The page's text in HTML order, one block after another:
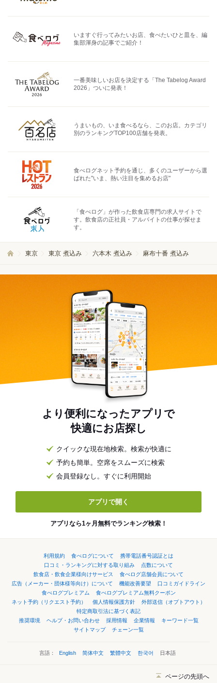
いますぐ行ってみたいお店、食べたいひと皿を、編
集部渾身の記事でご紹介！
一番美味しいお店を決定する「The Tabelog Award
2026」ついに発表！
うまいもの、いま食べるなら、このお店。カテゴリ
別のランキングTOP100店舗を発表。
食べログネット予約を通じ、多くのユーザーから選
ばれた"いま、熱い注目を集めるお店"
「食べログ」が作った飲食店専門の求人サイトで
す。飲食店の正社員・アルバイトの仕事が探せま
す。
東京 東京 煮込み 六本木 煮込み 麻布十番 煮込み
より便利になったアプリで
快適にお店探し
クイックな現在地検索。検索が快適に
予約も簡単。空席をスムーズに検索
会員登録なし。すぐに利用開始
アプリで開く
アプリなら1ヶ月無料でランキング検索！
利用規約 食べログについて
携帯電話番号認証とは
口コミ・ランキングに対する取り組み
点数について
飲食店・飲食企業様向けサービス
食べログ店舗会員について
広告（メーカー・団体様等向け）について
機能改善要望
口コミガイドライン
食べログプレミアム
食べログプレミアム無料クーポン
ネット予約（リクエスト予約）
個人情報保護方針
外部送信（オプトアウト）
特定商取引法に基づく表記
推奨環境
ヘルプ・お問い合わせ 採用情報 企業情報
キーワード一覧
サイトマップ
チェーン一覧
言語： English 简体中文 繁體中文 한국어 日本語
ページの先頭へ